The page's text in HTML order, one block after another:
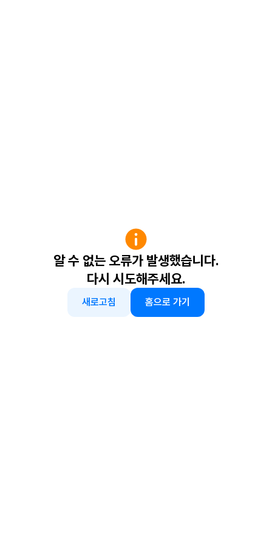
알 수 없는 오류가 발생했습니다.
다시 시도해주세요.
새로고침 홈으로 가기